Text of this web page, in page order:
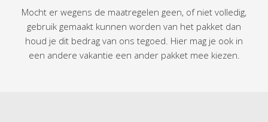
Mocht er wegens de maatregelen geen, of niet volledig,
gebruik gemaakt kunnen worden van het pakket dan
houd je dit bedrag van ons tegoed. Hier mag je ook in
een andere vakantie een ander pakket mee kiezen.